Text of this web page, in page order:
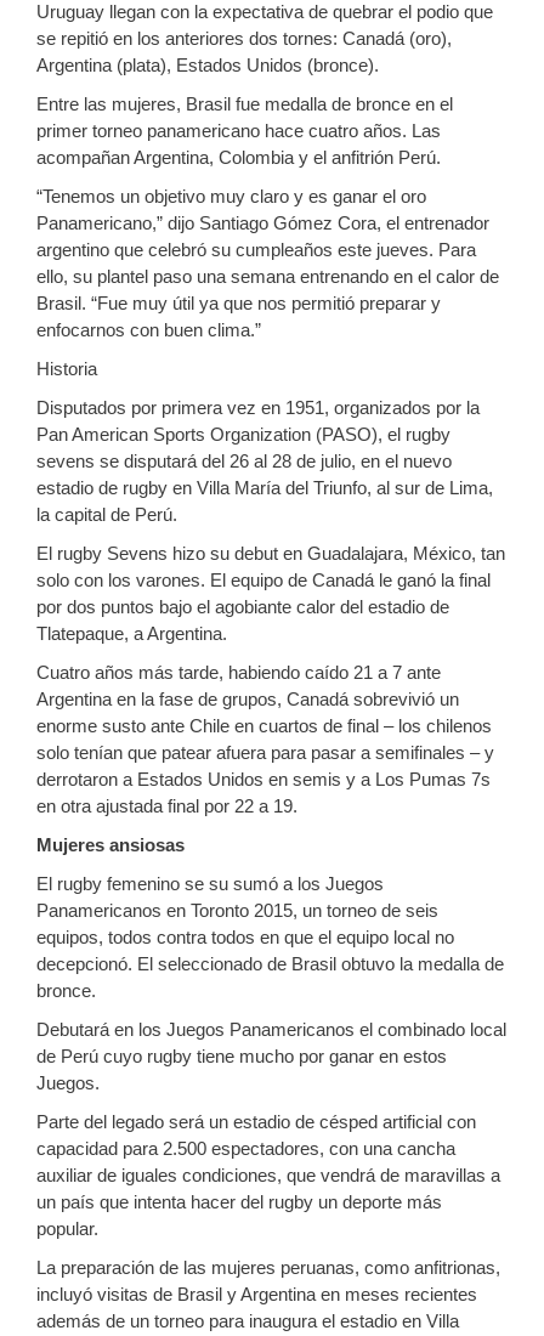
Uruguay llegan con la expectativa de quebrar el podio que
se repitió en los anteriores dos tornes: Canadá (oro),
Argentina (plata), Estados Unidos (bronce).
Entre las mujeres, Brasil fue medalla de bronce en el
primer torneo panamericano hace cuatro años. Las
acompañan Argentina, Colombia y el anfitrión Perú.
“Tenemos un objetivo muy claro y es ganar el oro
Panamericano,” dijo Santiago Gómez Cora, el entrenador
argentino que celebró su cumpleaños este jueves. Para
ello, su plantel paso una semana entrenando en el calor de
Brasil. “Fue muy útil ya que nos permitió preparar y
enfocarnos con buen clima.”
Historia
Disputados por primera vez en 1951, organizados por la
Pan American Sports Organization (PASO), el rugby
sevens se disputará del 26 al 28 de julio, en el nuevo
estadio de rugby en Villa María del Triunfo, al sur de Lima,
la capital de Perú.
El rugby Sevens hizo su debut en Guadalajara, México, tan
solo con los varones. El equipo de Canadá le ganó la final
por dos puntos bajo el agobiante calor del estadio de
Tlatepaque, a Argentina.
Cuatro años más tarde, habiendo caído 21 a 7 ante
Argentina en la fase de grupos, Canadá sobrevivió un
enorme susto ante Chile en cuartos de final – los chilenos
solo tenían que patear afuera para pasar a semifinales – y
derrotaron a Estados Unidos en semis y a Los Pumas 7s
en otra ajustada final por 22 a 19.
Mujeres ansiosas
El rugby femenino se su sumó a los Juegos
Panamericanos en Toronto 2015, un torneo de seis
equipos, todos contra todos en que el equipo local no
decepcionó. El seleccionado de Brasil obtuvo la medalla de
bronce.
Debutará en los Juegos Panamericanos el combinado local
de Perú cuyo rugby tiene mucho por ganar en estos
Juegos.
Parte del legado será un estadio de césped artificial con
capacidad para 2.500 espectadores, con una cancha
auxiliar de iguales condiciones, que vendrá de maravillas a
un país que intenta hacer del rugby un deporte más
popular.
La preparación de las mujeres peruanas, como anfitrionas,
incluyó visitas de Brasil y Argentina en meses recientes
además de un torneo para inaugura el estadio en Villa